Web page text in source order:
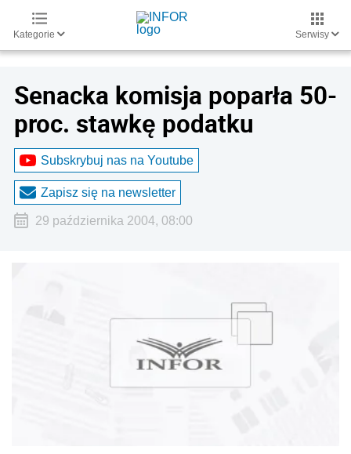
Kategorie Serwisy
Senacka komisja poparła 50-
proc. stawkę podatku
Subskrybuj nas na Youtube
Zapisz się na newsletter
29 października 2004, 08:00